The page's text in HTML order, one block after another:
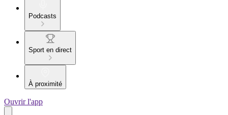
Podcasts
Sport en direct
À proximité
Ouvrir l'app